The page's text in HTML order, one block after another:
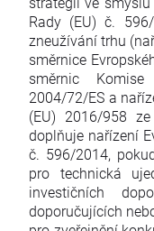
Rady (EU) č.
zneužívání trhu
směrnice
směrnic
2004/72/ES a
(EU) 2016/958
doplňuje nařízení
č. 596/2014,
pro technická
investičních
doporučujících